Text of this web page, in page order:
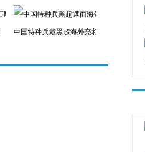
中国特种兵戴黑超海外亮相